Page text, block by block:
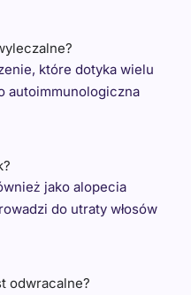
które dotyka wielu
autoimmunologiczna
jako alopecia
do utraty włosów
odwracalne?